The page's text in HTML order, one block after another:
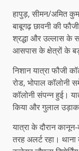
हापुड़, सीमन/अमित
बाबूगढ़ छावनी की
श्रद्धा और उल्लास के
आसपास के क्षेत्रों के
निशान यात्रा फौजी
रोड, भोपाल कॉलोनी
कॉलोनी संपन्न हुई।
किया और गुलाल
यात्रा के दौरान
तरह अलर्ट रहा।